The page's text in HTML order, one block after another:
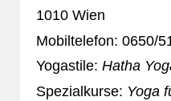
1010 Wien
Mobiltelefon: 0650/
Yogastile: Hatha
Spezialkurse: Yoga